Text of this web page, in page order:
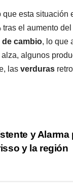
que esta
tras el aumento
cambio, lo que
algunos
las verduras
y
y la región